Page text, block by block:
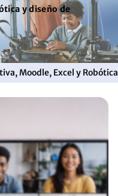
y diseño de
Moodle, Excel y Robótica